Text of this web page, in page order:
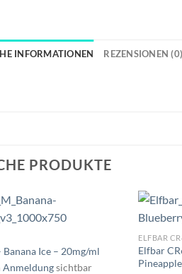
INFORMATIONEN REZENSIONEN (0)
PRODUKTE
Ice – 20mg/ml
Anmeldungsichtbar
ELFBAR
Elfbar